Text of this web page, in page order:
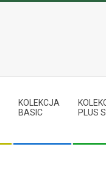
KOLEKCJA
BASIC
PLUS